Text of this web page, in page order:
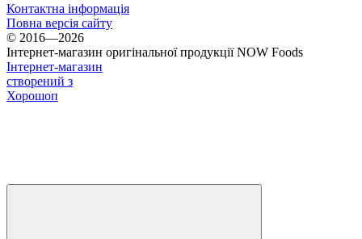
Контактна інформація
Повна версія сайту
© 2016—2026
Інтернет-магазин оригінальної продукції NOW Foods
Інтернет-магазин
створений з
Хорошоп